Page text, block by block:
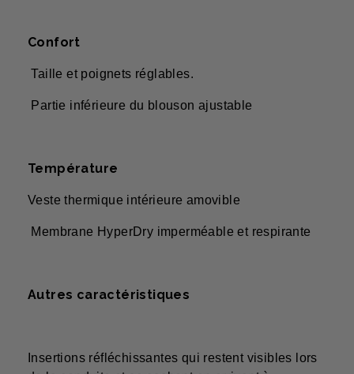
Confort
Taille et poignets réglables.
Partie inférieure du blouson ajustable
Température
Veste thermique intérieure amovible
Membrane HyperDry imperméable et respirante
Autres caractéristiques
Insertions réfléchissantes qui restent visibles lors